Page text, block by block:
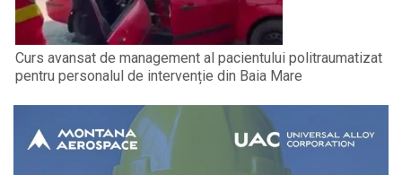
Curs avansat de management al pacientului politraumatizat
pentru personalul de intervenție din Baia Mare